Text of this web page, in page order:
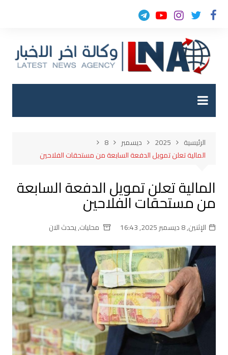
التجاوز
الرئيسية 2025 ديسمبر
8
المالية تعلن تمويل الدفعة السابعة من مستحقات الفلاحين
المالية تعلن تمويل الدفعة السابعة
من مستحقات الفلاحين
الإثنين, 8 ديسمبر 2025, 16:43 محليات,يحدث الان